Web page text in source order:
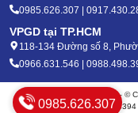
0985.626.307 |
VPGD tại TP.HCM
118-134 Đường số 8,
0966.631.546 |
Bản quyền 2020 - 2026 – ©
Mã số thuế:
0985.626.307